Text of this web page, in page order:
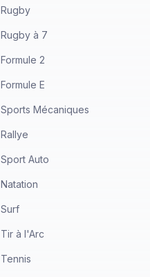
Rugby
Rugby à 7
Formule 2
Formule E
Sports Mécaniques
Rallye
Sport Auto
Natation
Surf
Tir à l'Arc
Tennis